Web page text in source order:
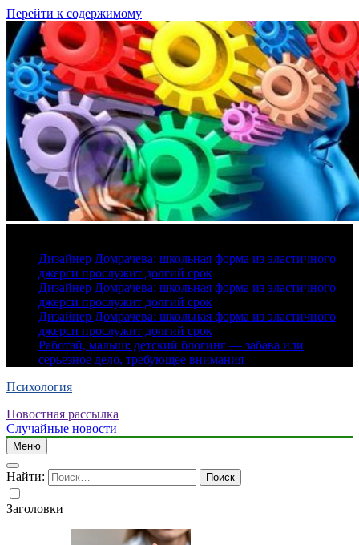
Перейти к содержимому
Дизайнер Домрачева: школьная форма из эластичного
джерси прослужит долгий срок
Дизайнер Домрачева: школьная форма из эластичного
джерси прослужит долгий срок
Дизайнер Домрачева: школьная форма из эластичного
джерси прослужит долгий срок
Работай, малыш: детский блогинг — забава или
серьезное дело, требующее внимания
Психология
Новостная рассылка
Случайные новости
Меню
Найти:
Заголовки